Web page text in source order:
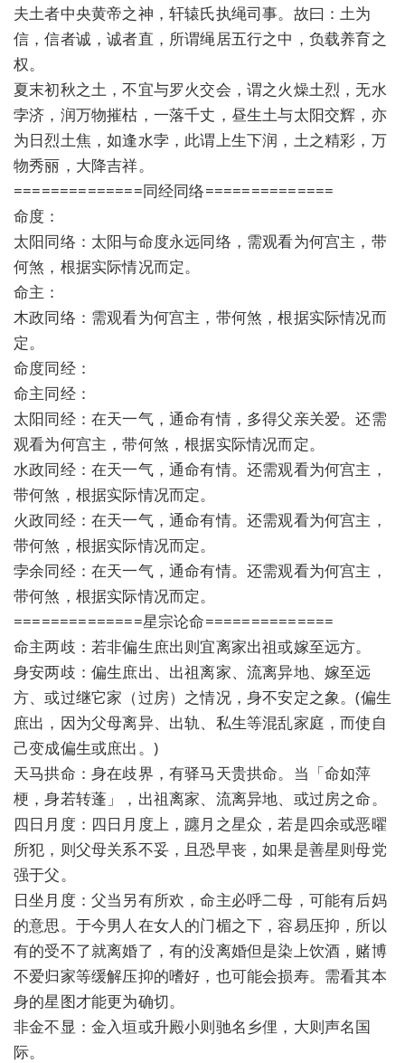
夫土者中央黄帝之神，轩辕氏执绳司事。故曰：土为
信，信者诚，诚者直，所谓绳居五行之中，负载养育之
权。
夏末初秋之土，不宜与罗火交会，谓之火燥土烈，无水
孛济，润万物摧枯，一落千丈，昼生土与太阳交辉，亦
为日烈土焦，如逢水孛，此谓上生下润，土之精彩，万
物秀丽，大降吉祥。
==============同经同络==============
命度：
太阳同络：太阳与命度永远同络，需观看为何宫主，带
何煞，根据实际情况而定。
命主：
木政同络：需观看为何宫主，带何煞，根据实际情况而
定。
命度同经：
命主同经：
太阳同经：在天一气，通命有情，多得父亲关爱。还需
观看为何宫主，带何煞，根据实际情况而定。
水政同经：在天一气，通命有情。还需观看为何宫主，
带何煞，根据实际情况而定。
火政同经：在天一气，通命有情。还需观看为何宫主，
带何煞，根据实际情况而定。
孛余同经：在天一气，通命有情。还需观看为何宫主，
带何煞，根据实际情况而定。
==============星宗论命==============
命主两歧：若非偏生庶出则宜离家出祖或嫁至远方。
身安两歧：偏生庶出、出祖离家、流离异地、嫁至远
方、或过继它家（过房）之情况，身不安定之象。(偏生
庶出，因为父母离异、出轨、私生等混乱家庭，而使自
己变成偏生或庶出。)
天马拱命：身在歧界，有驿马天贵拱命。当「命如萍
梗，身若转蓬」，出祖离家、流离异地、或过房之命。
四日月度：四日月度上，躔月之星众，若是四余或恶曜
所犯，则父母关系不妥，且恐早丧，如果是善星则母党
强于父。
日坐月度：父当另有所欢，命主必呼二母，可能有后妈
的意思。于今男人在女人的门楣之下，容易压抑，所以
有的受不了就离婚了，有的没离婚但是染上饮酒，赌博
不爱归家等缓解压抑的嗜好，也可能会损寿。需看其本
身的星图才能更为确切。
非金不显：金入垣或升殿小则驰名乡俚，大则声名国
际。